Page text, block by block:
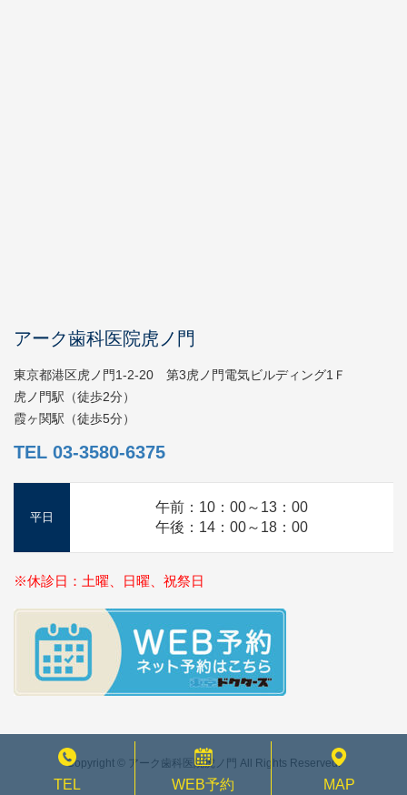
アーク歯科医院虎ノ門
東京都港区虎ノ門1-2-20 第3虎ノ門電気ビルディング1Ｆ
虎ノ門駅（徒歩2分）
霞ヶ関駅（徒歩5分）
TEL 03-3580-6375
平日
午前：10：00～13：00
午後：14：00～18：00
※休診日：土曜、日曜、祝祭日
Copyright © アーク歯科医院虎ノ門 All Rights Reserved.
TEL WEB予約 MAP